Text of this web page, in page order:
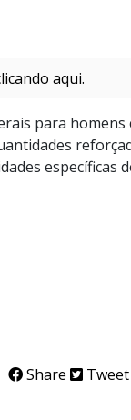
aqui.
para homens
específicas
Share Tweet